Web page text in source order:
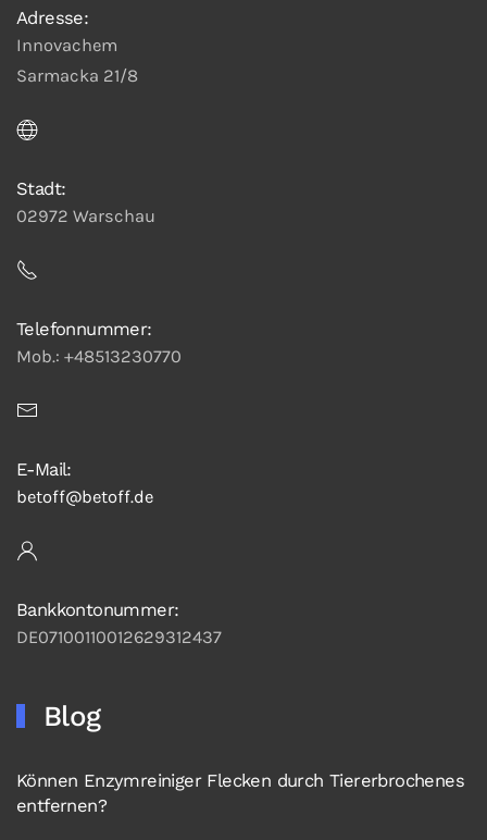
Adresse:
Innovachem
Sarmacka 21/8
Stadt:
02972 Warschau
Telefonnummer:
Mob.: +48513230770
E-Mail:
betoff@betoff.de
Bankkontonummer:
DE07100110012629312437
Blog
Können Enzymreiniger Flecken durch Tiererbrochenes
entfernen?